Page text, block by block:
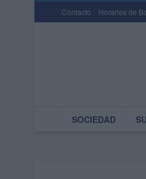
Contacto Horarios de
SOCIEDAD